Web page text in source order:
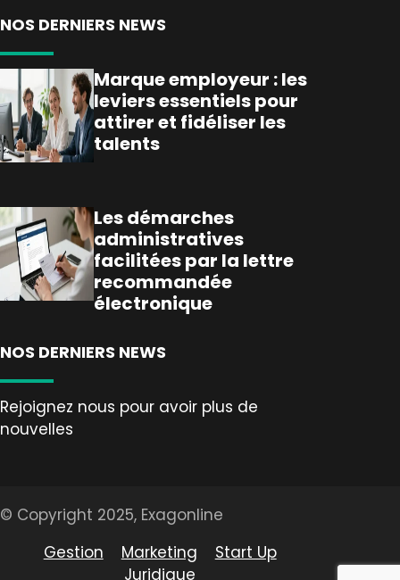
NOS DERNIERS NEWS
Marque employeur : les
leviers essentiels pour
attirer et fidéliser les
talents
Les démarches
administratives
facilitées par la lettre
recommandée
électronique
NOS DERNIERS NEWS
Rejoignez nous pour avoir plus de
nouvelles
© Copyright 2025, Exagonline
Gestion
Marketing
Start Up
Juridique